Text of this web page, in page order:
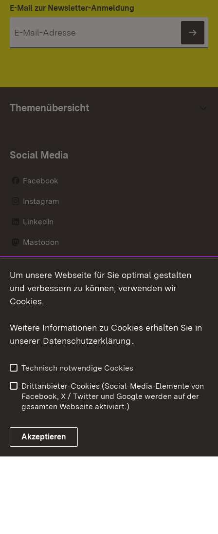
E-Mail zur Newsletter-Anmeldung
Themenübersicht
Social Media
Facebook
Instagram
LinkedIn
Mastodon
X / Twitter
Youtube
Link zum Landesportal
Kontakt
Datenschutz
Barrierefreiheit
Impressum Cookies
Um unsere Webseite für Sie optimal gestalten
und verbessern zu können, verwenden wir
Cookies.
Weitere Informationen zu Cookies erhalten Sie in
unserer Datenschutzerklärung.
Technisch notwendige Cookies
Drittanbieter-Cookies (Social-Media-Elemente von
Facebook, X / Twitter und Google werden auf der
gesamten Webseite aktiviert.)
Akzeptieren